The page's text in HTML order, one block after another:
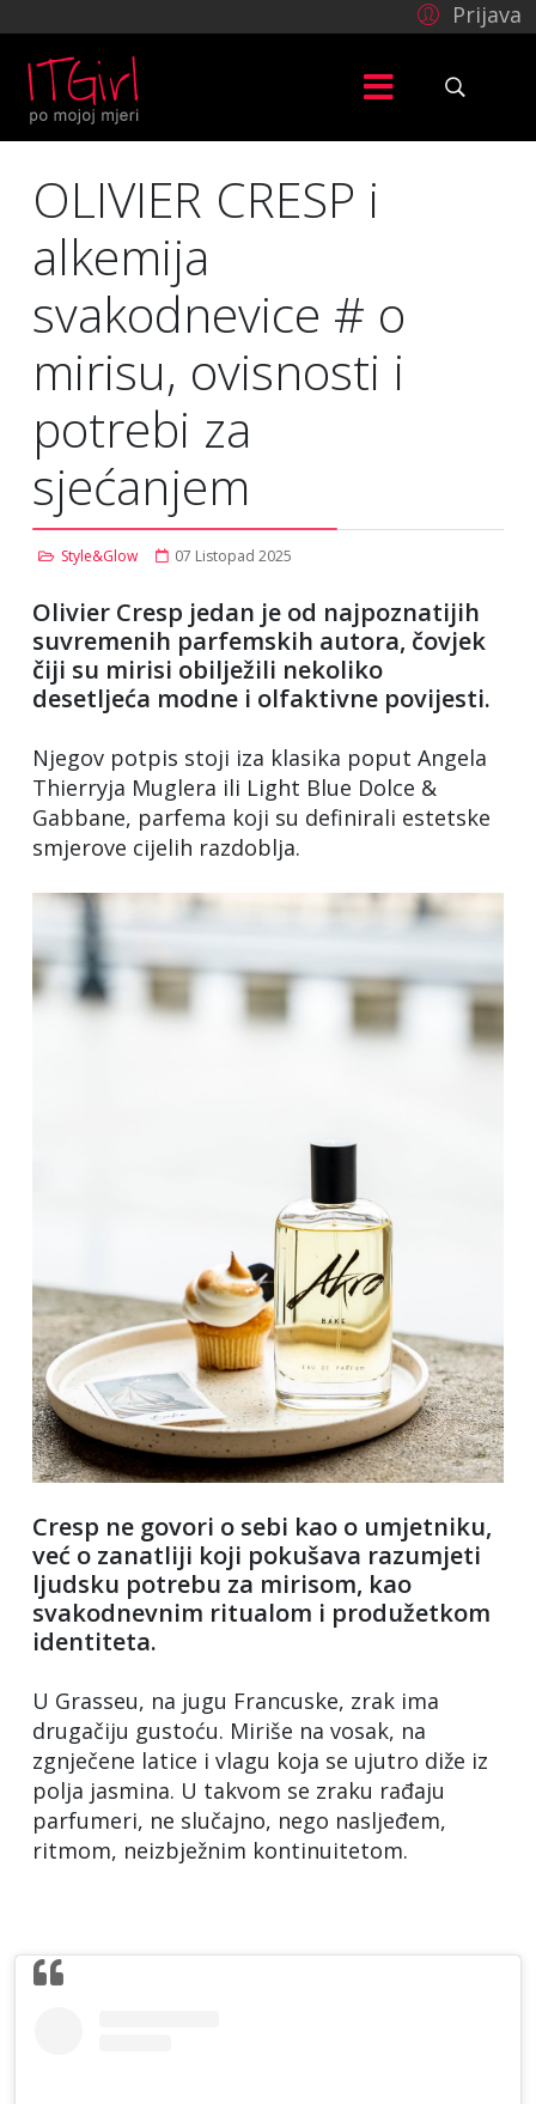
Prijava
OLIVIER CRESP i
alkemija
svakodnevice # o
mirisu, ovisnosti i
potrebi za
sjećanjem
Style&Glow 07 Listopad 2025
Olivier Cresp jedan je od najpoznatijih
suvremenih parfemskih autora, čovjek
čiji su mirisi obilježili nekoliko
desetljeća modne i olfaktivne povijesti.
Njegov potpis stoji iza klasika poput Angela
Thierryja Muglera ili Light Blue Dolce &
Gabbane, parfema koji su definirali estetske
smjerove cijelih razdoblja.
Cresp ne govori o sebi kao o umjetniku,
već o zanatliji koji pokušava razumjeti
ljudsku potrebu za mirisom, kao
svakodnevnim ritualom i produžetkom
identiteta.
U Grasseu, na jugu Francuske, zrak ima
drugačiju gustoću. Miriše na vosak, na
zgnječene latice i vlagu koja se ujutro diže iz
polja jasmina. U takvom se zraku rađaju
parfumeri, ne slučajno, nego nasljeđem,
ritmom, neizbježnim kontinuitetom.